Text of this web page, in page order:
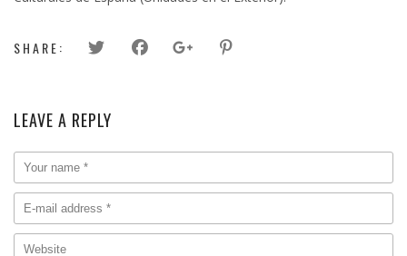
SHARE:
LEAVE A REPLY